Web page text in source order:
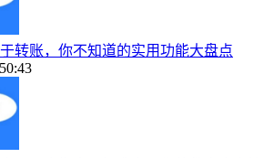
转账，你不知道的实用功能大盘点